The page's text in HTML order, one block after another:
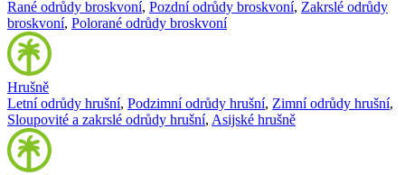
Rané odrůdy broskvoní, Pozdní odrůdy broskvoní, Zakrslé odrůdy
broskvoní, Polorané odrůdy broskvoní
Hrušně
Letní odrůdy hrušní, Podzimní odrůdy hrušní, Zimní odrůdy hrušní,
Sloupovité a zakrslé odrůdy hrušní, Asijské hrušně